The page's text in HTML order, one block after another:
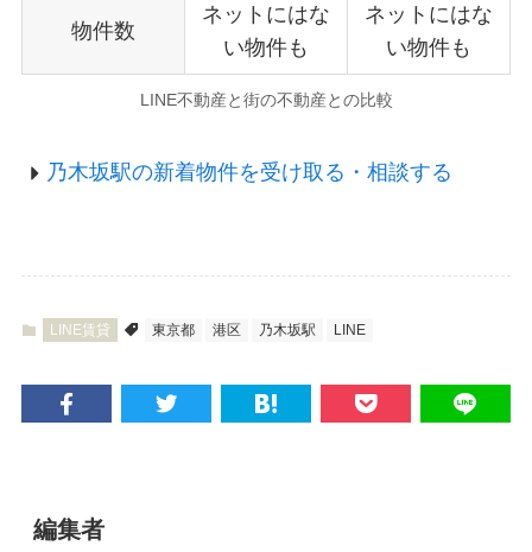
物件数
ネットにはな
い物件も
ネットにはな
い物件も
LINE不動産と街の不動産との比較
乃木坂駅の新着物件を受け取る・相談する
LINE賃貸 東京都 港区 乃木坂駅 LINE
編集者